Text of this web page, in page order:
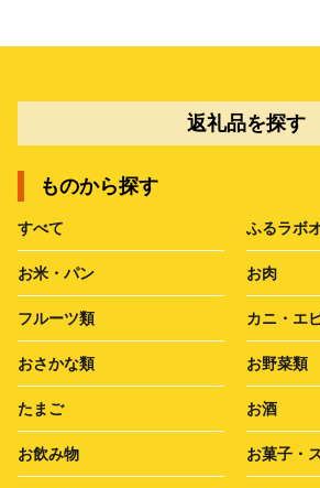
返礼品を探す
ものから探す
すべて ふるラボ
お米・パン お肉
フルーツ類 カニ・エ
おさかな類 お野菜類
たまご お酒
お飲み物 お菓子・